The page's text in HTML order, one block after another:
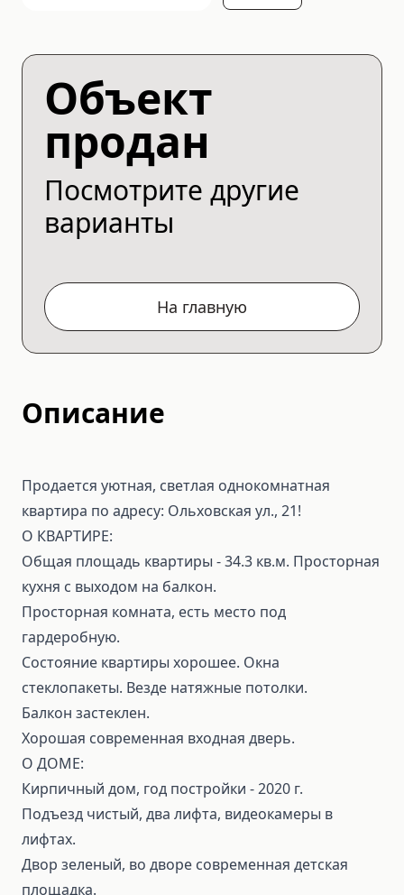
Объект
продан
Посмотрите другие
варианты
На главную
Описание
Продается уютная, светлая однокомнатная
квартира по адресу: Ольховская ул., 21!
О КВАРТИРЕ:
Общая площадь квартиры - 34.3 кв.м. Просторная
кухня с выходом на балкон.
Просторная комната, есть место под
гардеробную.
Состояние квартиры хорошее. Окна
стеклопакеты. Везде натяжные потолки.
Балкон застеклен.
Хорошая современная входная дверь.
О ДОМЕ:
Кирпичный дом, год постройки - 2020 г.
Подъезд чистый, два лифта, видеокамеры в
лифтах.
Двор зеленый, во дворе современная детская
площадка.